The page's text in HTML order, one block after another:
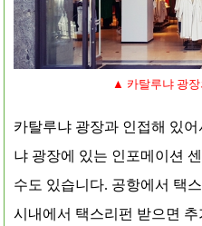
▲ 카탈루냐 광장
카탈루냐 광장과 인접해 있
냐 광장에 있는 인포메이션
수도 있습니다. 공항에서 택
시내에서 택스리펀 받으면